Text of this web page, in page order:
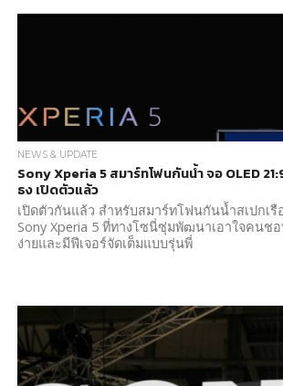
NEWS & UPDATE
Sony Xperia 5 สมาร์ทโฟนกันน้ำ จอ OLED
ธง เปิดตัวแล้ว
เปิดตัวกันแล้ว สำหรับสมาร์ทโฟนกันน้ำสเปกเรื
Sony Xperia 5 ที่ทางโซนี่ซุ่มพัฒนาเอาใจคนช
ง่ายและมีฟีเจอร์จัดเต็มแบบรุ่นพี่